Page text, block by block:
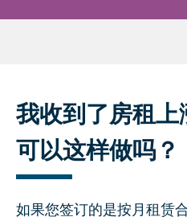
我收到了房租
可以这样做吗？
如果您签订的是按月租赁